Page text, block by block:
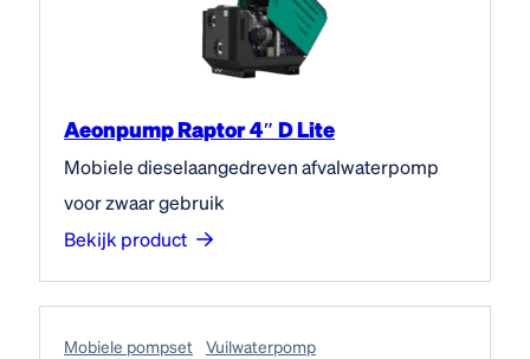
Aeonpump Raptor 4″ D Lite
Mobiele dieselaangedreven afvalwaterpomp
voor zwaar gebruik
Bekijk product
Mobiele pompset
Vuilwaterpomp